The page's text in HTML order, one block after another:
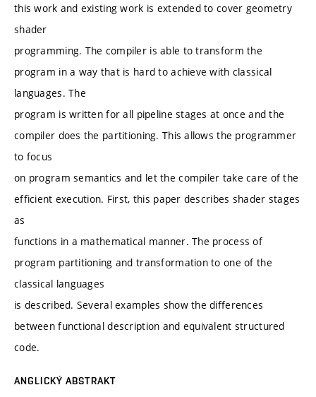
this work and existing work is extended to cover geometry
shader
programming. The compiler is able to transform the
program in a way that is hard to achieve with classical
languages. The
program is written for all pipeline stages at once and the
compiler does the partitioning. This allows the programmer
to focus
on program semantics and let the compiler take care of the
efficient execution. First, this paper describes shader stages
as
functions in a mathematical manner. The process of
program partitioning and transformation to one of the
classical languages
is described. Several examples show the differences
between functional description and equivalent structured
code.
ANGLICKÝ ABSTRAKT